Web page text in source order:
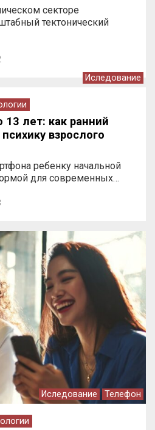
секторе
тектонический
Иследование
лет: как ранний
взрослого
ребенку начальной
для современных…
Иследование Телефон